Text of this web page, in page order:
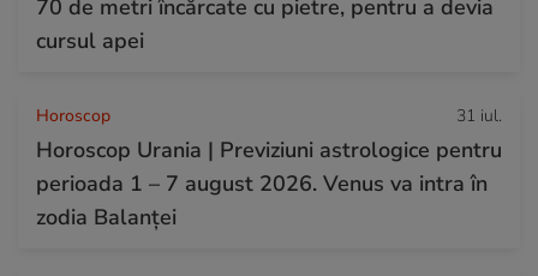
70 de metri încărcate cu pietre, pentru a devia
cursul apei
Horoscop 31 iul.
Horoscop Urania | Previziuni astrologice pentru
perioada 1 – 7 august 2026. Venus va intra în
zodia Balanței